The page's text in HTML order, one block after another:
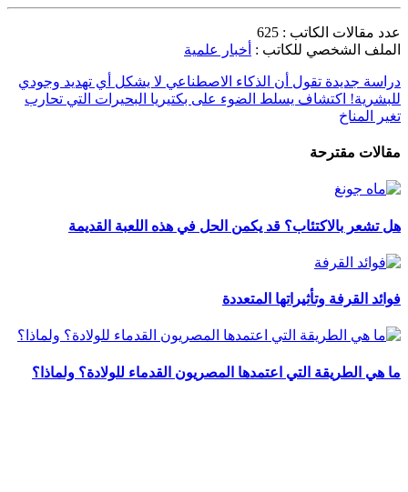
عدد مقالات الكاتب : 625
الملف الشخصي للكاتب : أخبار علمية
دراسة جديدة تقول أن الذكاء الاصطناعي لا يشكل أي تهديد وجودي
للبشرية! اكتشاف يسلط الضوء على بكتيريا البحيرات التي تحارب
تغير المناخ
مقالات مقترحة
هل تشعر بالاكتئاب؟ قد يكمن الحل في هذه اللعبة القديمة
فوائد القرفة وتأثيراتها المتعددة
ما هي الطريقة التي اعتمدها المصريون القدماء للولادة؟ ولماذا؟